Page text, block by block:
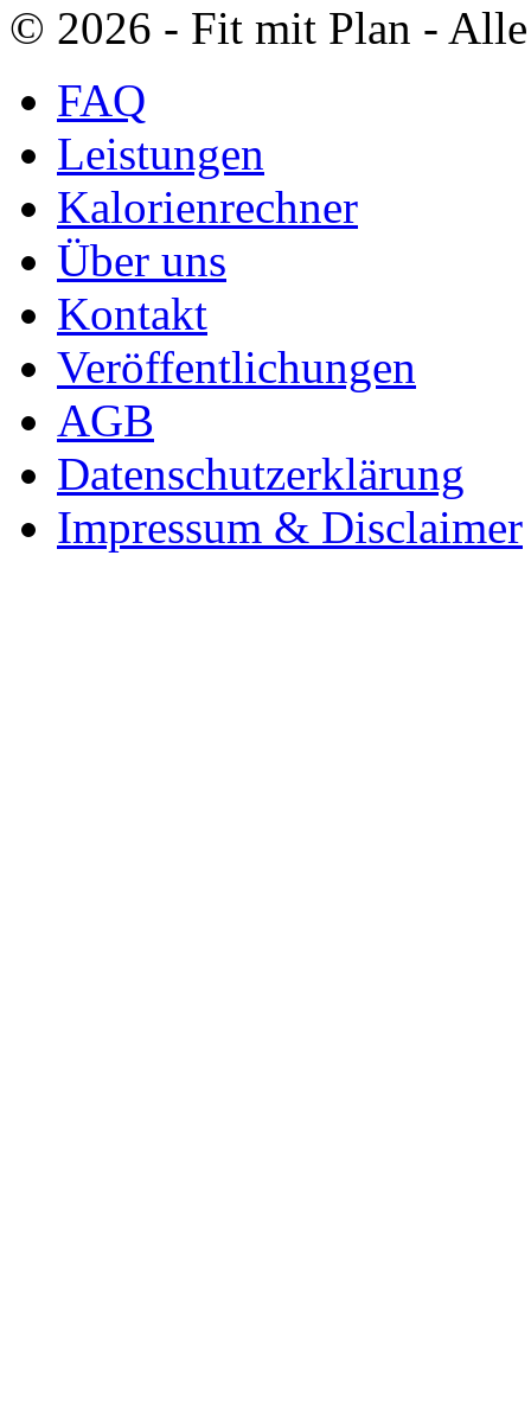
© 2026 ‐ Fit mit Plan -
FAQ
Leistungen
Kalorienrechner
Über uns
Kontakt
Veröffentlichungen
AGB
Datenschutzerklärung
Impressum & Disclaimer